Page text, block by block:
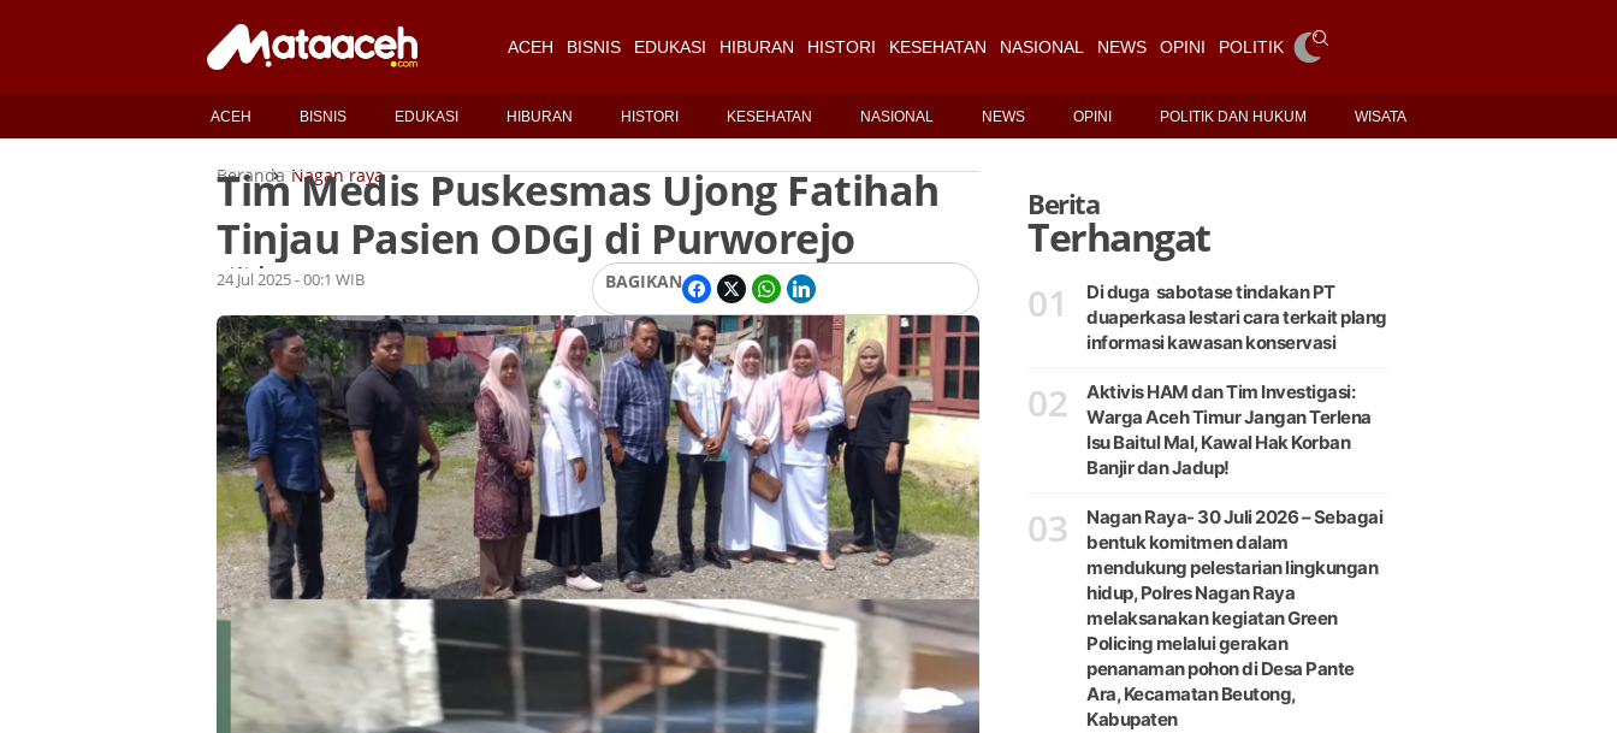
ACEH BISNIS EDUKASI HIBURAN HISTORI KESEHATAN NASIONAL NEWS OPINI POLITIK DAN HUKUM
ACEH BISNIS EDUKASI HIBURAN HISTORI KESEHATAN NASIONAL NEWS OPINI POLITIK DAN HUKUM WISATA
Beranda Nagan raya
Tim Medis Puskesmas Ujong Fatihah
Tinjau Pasien ODGJ di Purworejo
OlehLukman
24 Jul 2025 - 00:1 WIB BAGIKAN
Berita
Terhangat
01
Di duga sabotase tindakan PT
duaperkasa lestari cara terkait plang
informasi kawasan konservasi
02
Aktivis HAM dan Tim Investigasi:
Warga Aceh Timur Jangan Terlena
Isu Baitul Mal, Kawal Hak Korban
Banjir dan Jadup!
03
Nagan Raya- 30 Juli 2026 – Sebagai
bentuk komitmen dalam
mendukung pelestarian lingkungan
hidup, Polres Nagan Raya
melaksanakan kegiatan Green
Policing melalui gerakan
penanaman pohon di Desa Pante
Ara, Kecamatan Beutong,
Kabupaten